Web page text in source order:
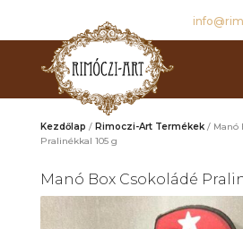
Kezdőlap / Rimoczi-Art Termékek/ Manó
Pralinékkal 105 g
Manó Box Csokoládé